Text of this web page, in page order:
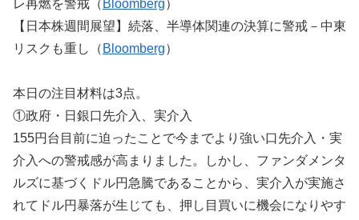
レ再燃を警戒（ Bloomberg）
【日本株週間展望】続落、半導体関連の決算に警戒－中東
リスクも重し（ Bloomberg）
本日の注目材料は3点。
①政府・日銀口先介入、実介入
155円台目前に迫ったことで今までより強い口先介入・実
介入への警戒感が高まりました。しかし、ファンダメンタ
ルズに基づくドル円急騰であることから、実介入が実施さ
れてドル円暴落が生じても、押し目買いに機会になりやす